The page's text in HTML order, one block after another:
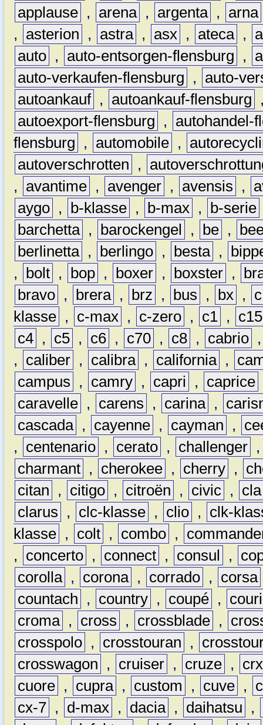
applause , arena , argenta , arna
,
asterion , astra , asx , ateca ,
auto , auto-entsorgen-flensburg ,
auto-verkaufen-flensburg
,
auto-
autoankauf , autoankauf-flensburg
autoexport-flensburg
,
autohandel-
flensburg
, automobile ,
autoverschrotten
,
,
avantime , avenger , avensis ,
aygo , b-klasse , b-max , b-serie
barchetta , barockengel , be ,
berlinetta , berlingo , besta ,
,
bolt , bop , boxer , boxster ,
bravo , brera , brz , bus , bx ,
c
klasse , c-max , c-zero , c1 ,
c15
c4 , c5 , c6 , c70 , c8 , cabrio
,
caliber , calibra , california ,
campus
, camry , capri , caprice
caravelle , carens , carina ,
cascada , cayenne , cayman ,
,
centenario , cerato , challenger
charmant , cherokee , cherry ,
citan
, citigo , citroën , civic ,
cla
clarus
, clc-klasse , clio ,
clk-
klasse , colt , combo ,
,
concerto , connect , consul ,
corolla , corona , corrado , corsa
countach
, country , coupé ,
croma , cross , crossblade ,
crosspolo , crosstouran ,
crosswagon
, cruiser , cruze ,
crx
cuore , cupra , custom , cuve ,
cx-7 , d-max , dacia , daihatsu
,